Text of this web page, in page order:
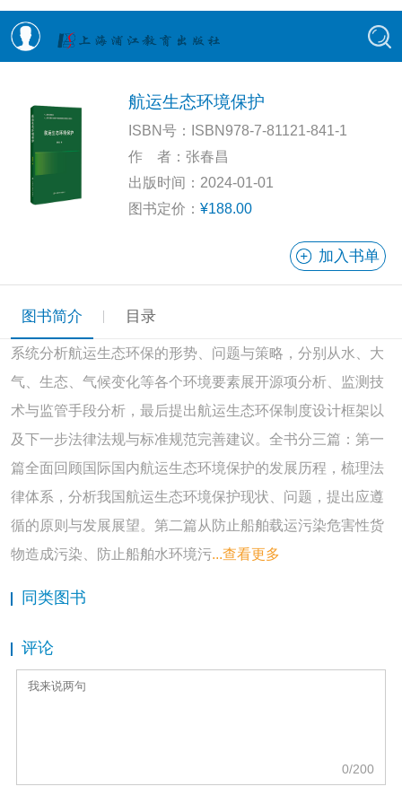
航运生态环境保护
ISBN号：ISBN978-7-81121-841-1
作 者：张春昌
出版时间：2024-01-01
图书定价：¥188.00
加入书单
图书简介 目录
系统分析航运生态环保的形势、问题与策略，分别从水、大
气、生态、气候变化等各个环境要素展开源项分析、监测技
术与监管手段分析，最后提出航运生态环保制度设计框架以
及下一步法律法规与标准规范完善建议。全书分三篇：第一
篇全面回顾国际国内航运生态环境保护的发展历程，梳理法
律体系，分析我国航运生态环境保护现状、问题，提出应遵
循的原则与发展展望。第二篇从防止船舶载运污染危害性货
物造成污染、防止船舶水环境污...查看更多
同类图书
评论
0/200